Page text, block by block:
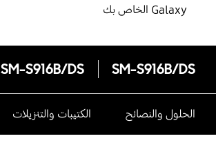
Galaxy الخاص بك
SM-S916B/DS
SM-S916B/DS
الحلول والنصائح الكتيبات والتنزيلات